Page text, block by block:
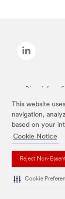
This website
navigation,
based on your
Cookie Notice
Reject Non-
Cookie
Die auf dieser